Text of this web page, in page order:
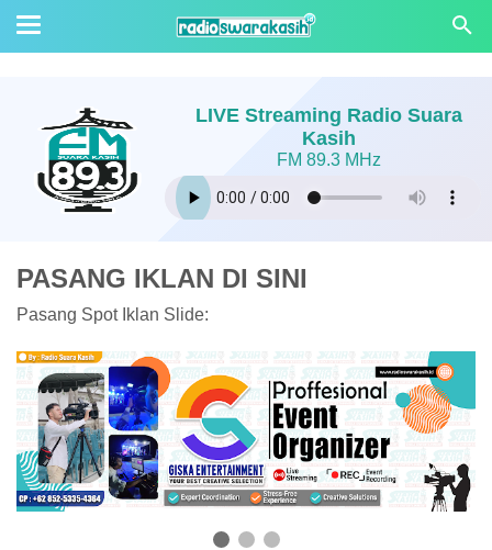
LIVE Streaming Radio Suara
Kasih
FM 89.3 MHz
PASANG IKLAN DI SINI
Pasang Spot Iklan Slide: